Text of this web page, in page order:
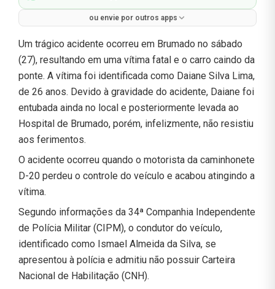
ou envie por outros apps
Um trágico acidente ocorreu em Brumado no sábado
(27), resultando em uma vítima fatal e o carro caindo da
ponte. A vítima foi identificada como Daiane Silva Lima,
de 26 anos. Devido à gravidade do acidente, Daiane foi
entubada ainda no local e posteriormente levada ao
Hospital de Brumado, porém, infelizmente, não resistiu
aos ferimentos.
O acidente ocorreu quando o motorista da caminhonete
D-20 perdeu o controle do veículo e acabou atingindo a
vítima.
Segundo informações da 34ª Companhia Independente
de Polícia Militar (CIPM), o condutor do veículo,
identificado como Ismael Almeida da Silva, se
apresentou à polícia e admitiu não possuir Carteira
Nacional de Habilitação (CNH).